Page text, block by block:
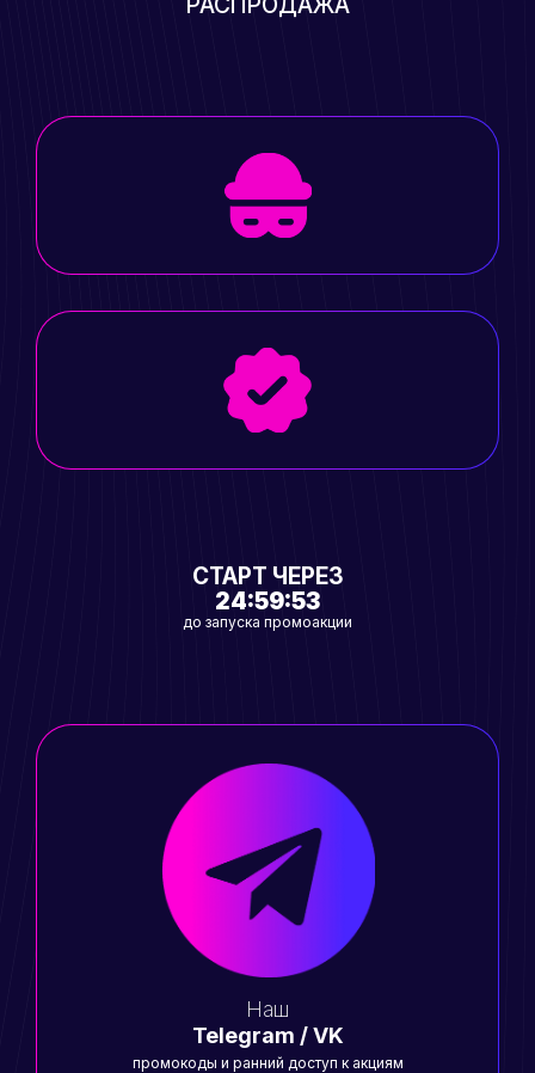
СТАРТ ЧЕРЕЗ
24:59:53
до запуска промоакции
Наш
Telegram / VK
промокоды и ранний доступ к акциям